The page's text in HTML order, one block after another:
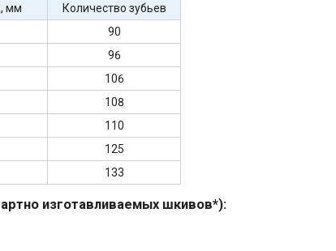
мм
Количество зубьев
90
96
106
108
110
125
133
изготавливаемых шкивов*):